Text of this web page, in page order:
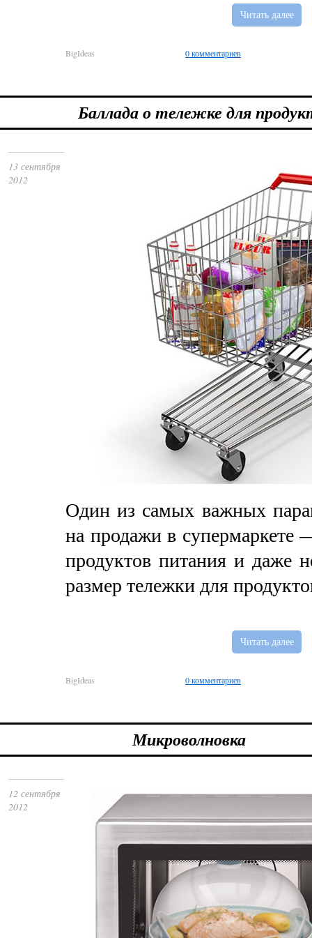
Читать далее
BigIdeas 0 комментариев
Баллада о тележке для
13 сентября
2012
Один из самых важных
на продажи в супермаркете
продуктов питания и даже
размер тележки для
Читать далее
BigIdeas 0 комментариев
Микроволновка
12 сентября
2012